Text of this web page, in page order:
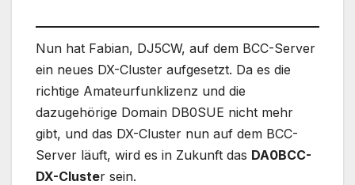
Nun hat Fabian, DJ5CW, auf dem BCC-Server
ein neues DX-Cluster aufgesetzt. Da es die
richtige Amateurfunklizenz und die
dazugehörige Domain DB0SUE nicht mehr
gibt, und das DX-Cluster nun auf dem BCC-
Server läuft, wird es in Zukunft das DA0BCC-
DX-Cluster sein.